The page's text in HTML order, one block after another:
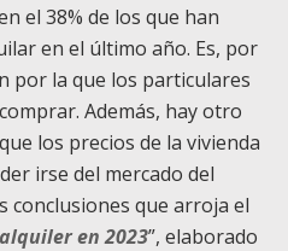
el 38% de los que han
en el último año. Es, por
por la que los particulares
Además, hay otro
los precios de la vivienda
irse del mercado del
conclusiones que arroja el
en 2023”, elaborado